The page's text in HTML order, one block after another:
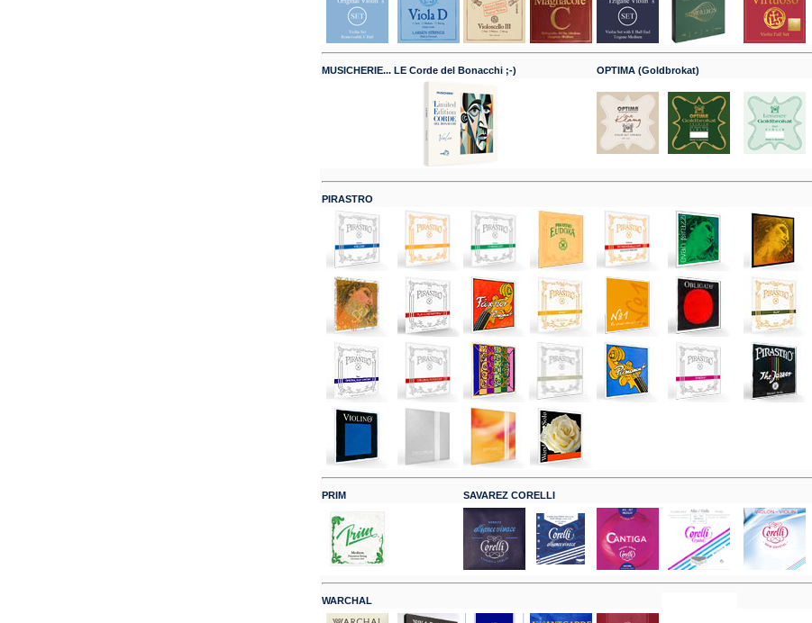
MUSICHERIE... LE Corde del Bonacchi ;-) OPTIMA (Goldbrokat)
PIRASTRO
PRIM SAVAREZ CORELLI
WARCHAL